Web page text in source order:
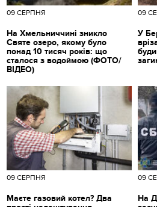
09 СЕРПНЯ
На Хмельниччині зникло
Святе озеро, якому було
понад 10 тисяч років: що
сталося з водоймою (ФОТО/
ВІДЕО)
09
У
09 СЕРПНЯ
Маєте газовий котел? Два
09
На